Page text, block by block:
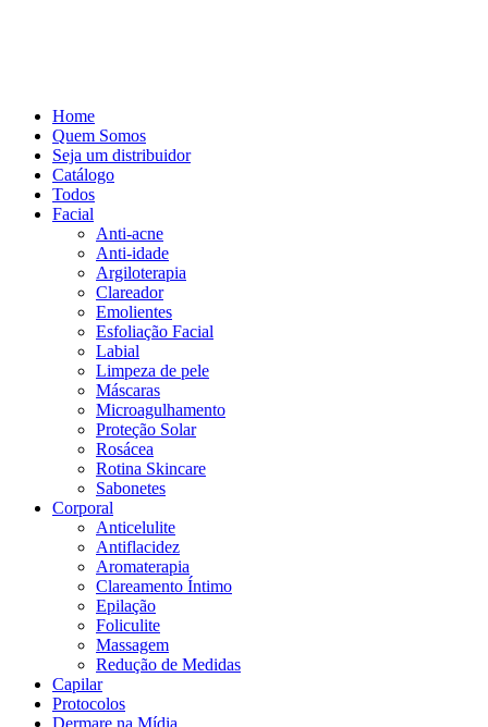
Home
Quem Somos
Seja um distribuidor
Catálogo
Todos
Facial
Anti-acne
Anti-idade
Argiloterapia
Clareador
Emolientes
Esfoliação Facial
Labial
Limpeza de pele
Máscaras
Microagulhamento
Proteção Solar
Rosácea
Rotina Skincare
Sabonetes
Corporal
Anticelulite
Antiflacidez
Aromaterapia
Clareamento Íntimo
Epilação
Foliculite
Massagem
Redução de Medidas
Capilar
Protocolos
Dermare na Mídia